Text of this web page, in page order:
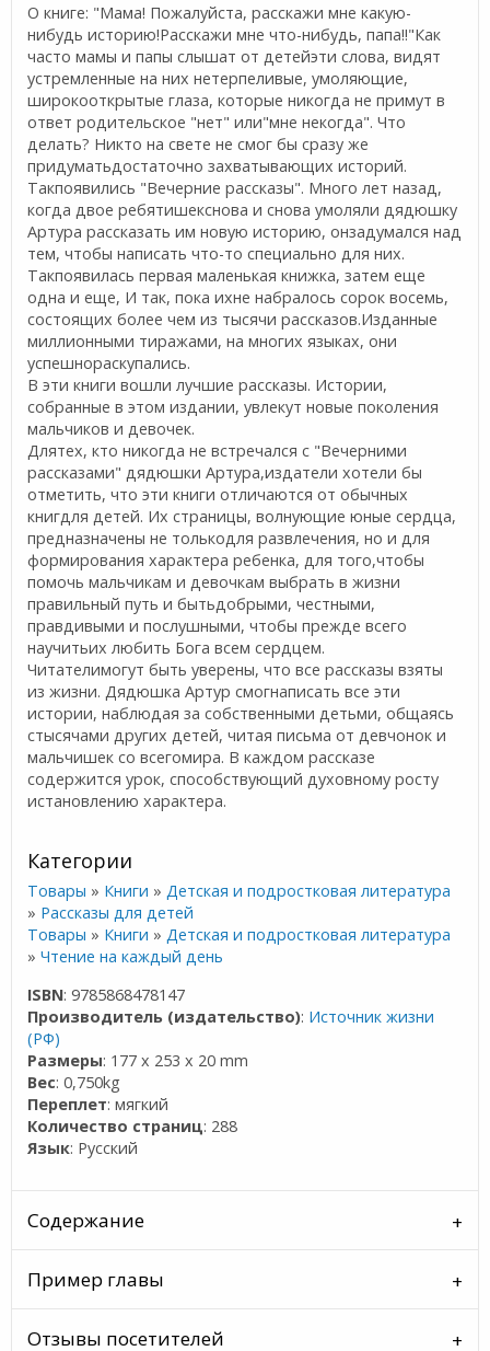
О книге: "Мама! Пожалуйста, расскажи мне какую-
нибудь историю!Расскажи мне что-нибудь, папа!!"Как
часто мамы и папы слышат от детейэти слова, видят
устремленные на них нетерпеливые, умоляющие,
широкооткрытые глаза, которые никогда не примут в
ответ родительское "нет" или"мне некогда". Что
делать? Никто на свете не смог бы сразу же
придуматьдостаточно захватывающих историй.
Такпоявились "Вечерние рассказы". Много лет назад,
когда двое ребятишекснова и снова умоляли дядюшку
Артура рассказать им новую историю, онзадумался над
тем, чтобы написать что-то специально для них.
Такпоявилась первая маленькая книжка, затем еще
одна и еще, И так, пока ихне набралось сорок восемь,
состоящих более чем из тысячи рассказов.Изданные
миллионными тиражами, на многих языках, они
успешнораскупались.
В эти книги вошли лучшие рассказы. Истории,
собранные в этом издании, увлекут новые поколения
мальчиков и девочек.
Длятех, кто никогда не встречался с "Вечерними
рассказами" дядюшки Артура,издатели хотели бы
отметить, что эти книги отличаются от обычных
книгдля детей. Их страницы, волнующие юные сердца,
предназначены не толькодля развлечения, но и для
формирования характера ребенка, для того,чтобы
помочь мальчикам и девочкам выбрать в жизни
правильный путь и бытьдобрыми, честными,
правдивыми и послушными, чтобы прежде всего
научитьих любить Бога всем сердцем.
Читателимогут быть уверены, что все рассказы взяты
из жизни. Дядюшка Артур смогнаписать все эти
истории, наблюдая за собственными детьми, общаясь
стысячами других детей, читая письма от девчонок и
мальчишек со всегомира. В каждом рассказе
содержится урок, способствующий духовному росту
истановлению характера.
Категории
Товары » Книги »Детская и подростковая литература
» Рассказы для детей
Товары » Книги »Детская и подростковая литература
»Чтение на каждый день
ISBN: 9785868478147
Производитель (издательство): Источник жизни
(РФ)
Размеры: 177 x 253 x 20 mm
Вес: 0,750kg
Переплет: мягкий
Количество страниц: 288
Язык: Русский
Содержание
Пример главы
Отзывы посетителей